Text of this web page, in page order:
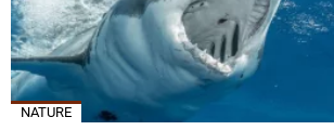
NATURE